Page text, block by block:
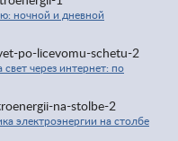
ночной и дневной
свет через интернет: по
электроэнергии на столбе